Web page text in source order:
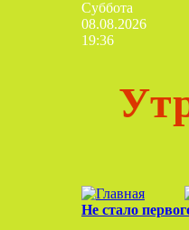
Суббота
08.08.2026
19:36
Не стало